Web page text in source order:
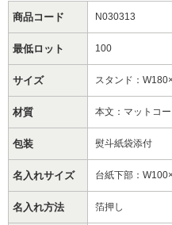
商品コード N030313
最低ロット 100
サイズ スタンド：
材質 本文：マットコ
包装 熨斗紙袋添付
名入れサイズ 台紙下部：
名入れ方法 箔押し